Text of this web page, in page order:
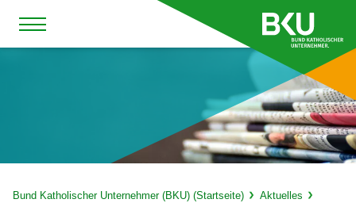
Bund Katholischer Unternehmer (BKU) (Startseite)
Aktuelles